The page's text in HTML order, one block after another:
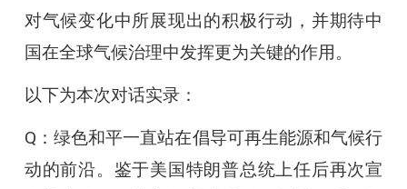
对气候变化中所展现出的积极行动，并期待中
国在全球气候治理中发挥更为关键的作用。
以下为本次对话实录：
Q：绿色和平一直站在倡导可再生能源和气候行
动的前沿。鉴于美国特朗普总统上任后再次宣